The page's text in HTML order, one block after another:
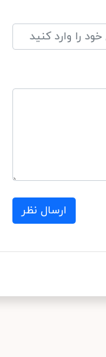
ارسال نظر